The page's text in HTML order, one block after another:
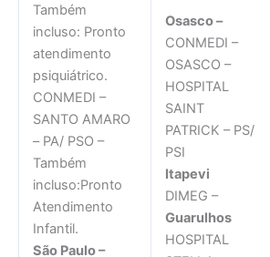
Também
incluso: Pronto
atendimento
psiquiátrico.
CONMEDI –
SANTO AMARO
– PA/ PSO –
Também
incluso:Pronto
Atendimento
Infantil.
São Paulo –
Osasco –
CONMEDI –
OSASCO –
HOSPITAL
SAINT
PATRICK – PS/
PSI
Itapevi
DIMEG –
Guarulhos
HOSPITAL